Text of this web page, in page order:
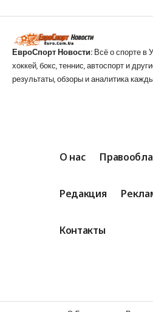
ЕвроСпорт Новости: Всё о спорте в
хоккей, бокс, теннис, автоспорт и
результаты, обзоры и аналитика
О нас
Редакция
Контакты